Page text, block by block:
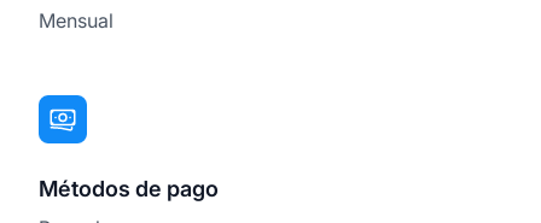
Mensual
Métodos de pago